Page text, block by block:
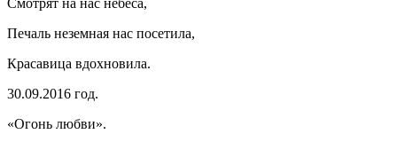
Смотрят на нас небеса,
Печаль неземная нас посетила,
Красавица вдохновила.
30.09.2016 год.
«Огонь любви».